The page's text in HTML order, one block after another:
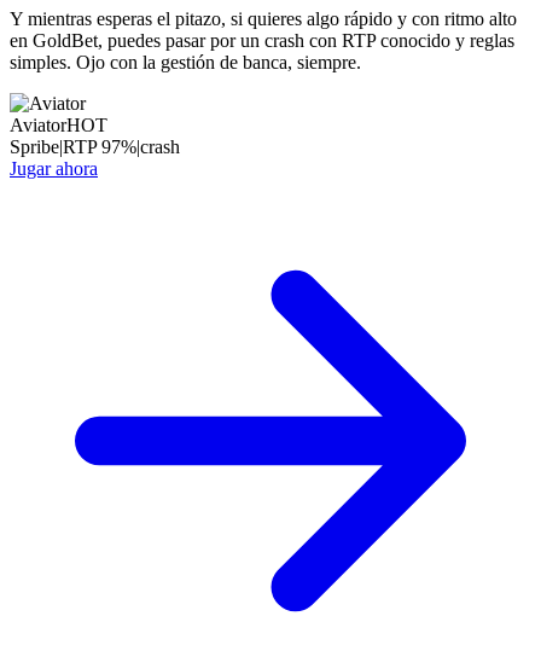
Y mientras esperas el pitazo, si quieres algo rápido y con ritmo alto
en GoldBet, puedes pasar por un crash con RTP conocido y reglas
simples. Ojo con la gestión de banca, siempre.
AviatorHOT
Spribe|RTP97%|crash
Jugar ahora